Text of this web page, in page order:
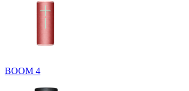
BOOM 4